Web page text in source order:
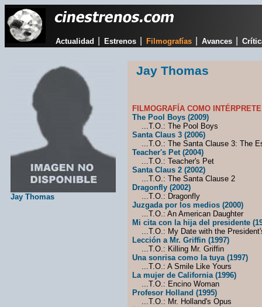
Actualidad Estrenos Filmografías Avances
Jay Thomas
Jay Thomas
FILMOGRAFÍA COMO
The Pool Boys (2009)
...T.O.: The Pool Boys
Santa Claus 3 (2006)
...T.O.: The Santa Clause 3: The
Teacher's Pet (2004)
...T.O.: Teacher's Pet
Santa Claus 2 (2002)
...T.O.: The Santa Clause 2
Dragonfly (2002)
...T.O.: Dragonfly
Juzgada por los medios (2000)
...T.O.: An American Daughter
Mi cita con la hija del presidente
...T.O.: My Date with the
Lección a Mr. Griffin (1997)
...T.O.: Killing Mr. Griffin
Una sonrisa como la tuya (1997)
...T.O.: A Smile Like Yours
La mujer de California (1996)
...T.O.: Encino Woman
Profesor Holland (1995)
...T.O.: Mr. Holland's Opus